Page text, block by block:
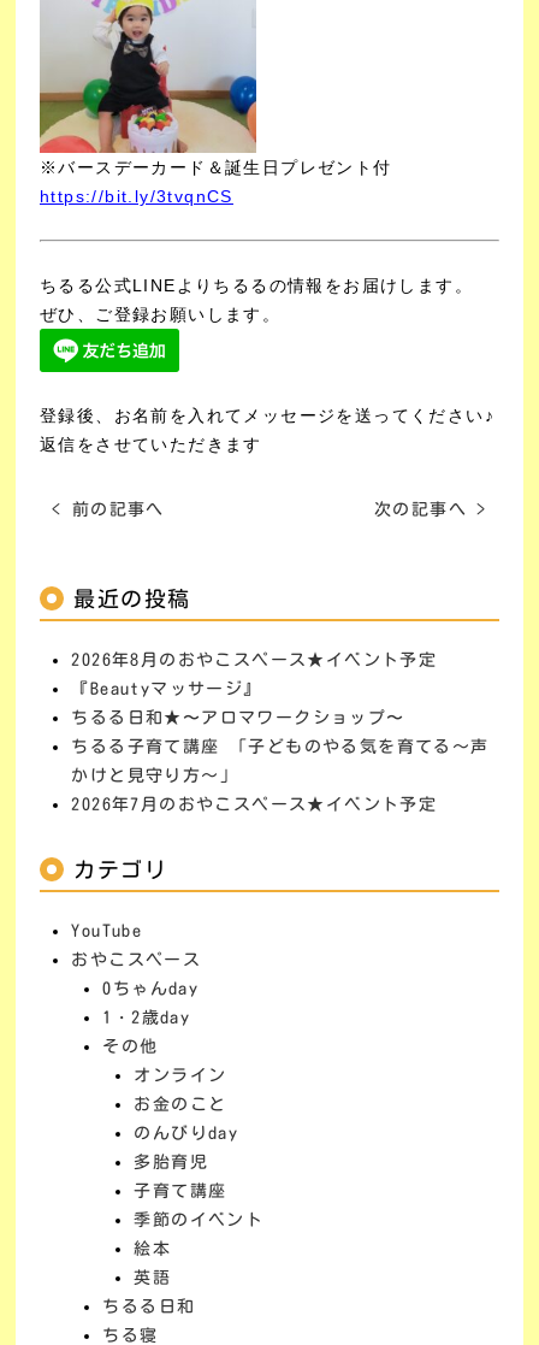
※バースデーカード＆誕生日プレゼント付
https://bit.ly/3tvqnCS
ちるる公式LINEよりちるるの情報をお届けします。
ぜひ、ご登録お願いします。
登録後、お名前を入れてメッセージを送ってください♪
返信をさせていただきます
< 前の記事へ 次の記事へ >
最近の投稿
2026年8月のおやこスペース★イベント予定
『Beautyマッサージ』
ちるる日和★〜アロマワークショップ〜
ちるる子育て講座 「子どものやる気を育てる～声
かけと見守り方～」
2026年7月のおやこスペース★イベント予定
カテゴリ
YouTube
おやこスペース
0ちゃんday
1・2歳day
その他
オンライン
お金のこと
のんびりday
多胎育児
子育て講座
季節のイベント
絵本
英語
ちるる日和
ちる寝